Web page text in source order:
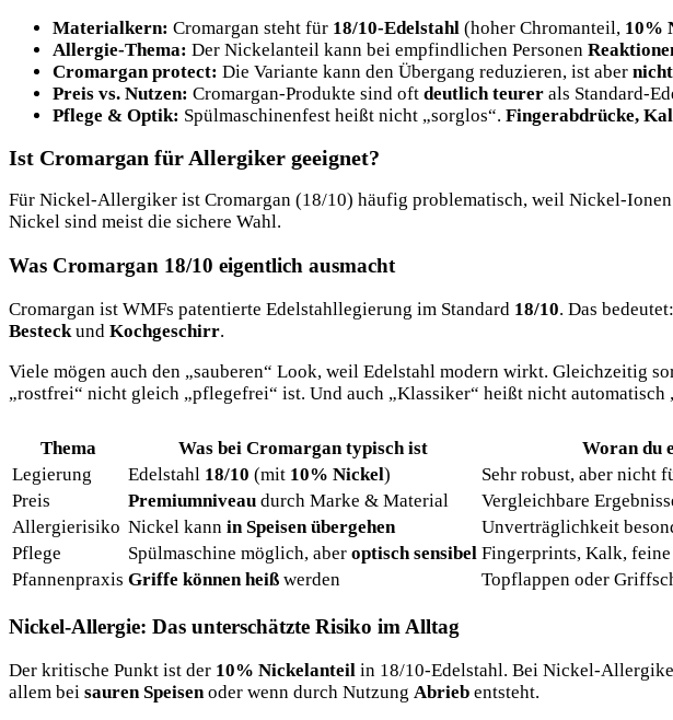
Materialkern: Cromargan steht für 18/10-Edelstahl (hoher Chromanteil, 10%
Allergie-Thema: Der Nickelanteil kann bei empfindlichen Personen
Cromargan protect: Die Variante kann den Übergang reduzieren, ist aber
Preis vs. Nutzen: Cromargan-Produkte sind oft deutlich teurer als Standard-
Pflege & Optik: Spülmaschinenfest heißt nicht „sorglos“. Fingerabdrücke,
Ist Cromargan für Allergiker geeignet?
Für Nickel-Allergiker ist Cromargan (18/10) häufig problematisch, weil Nickel-
Nickel sind meist die sichere Wahl.
Was Cromargan 18/10 eigentlich ausmacht
Cromargan ist WMFs patentierte Edelstahllegierung im Standard 18/10. Das
Besteckund Kochgeschirr.
Viele mögen auch den „sauberen“ Look, weil Edelstahl modern wirkt. Gleichzeitig
„rostfrei“ nicht gleich „pflegefrei“ ist. Und auch „Klassiker“ heißt nicht
Thema Was bei Cromargan typisch ist
Woran du
Legierung
Edelstahl 18/10 (mit 10% Nickel)
Sehr robust, aber nicht
Preis
Premiumniveau durch Marke & Material
Vergleichbare
Allergierisiko Nickel kann in Speisen übergehen
Unverträglichkeit
Pflege
Spülmaschine möglich, aber optisch sensibel Fingerprints, Kalk,
Pfannenpraxis Griffe können heiß werden Topflappen oder
Nickel-Allergie: Das unterschätzte Risiko im Alltag
Der kritische Punkt ist der 10% Nickelanteil in 18/10-Edelstahl. Bei Nickel-
allem bei sauren Speisenoder wenn durch Nutzung Abrieb entsteht.